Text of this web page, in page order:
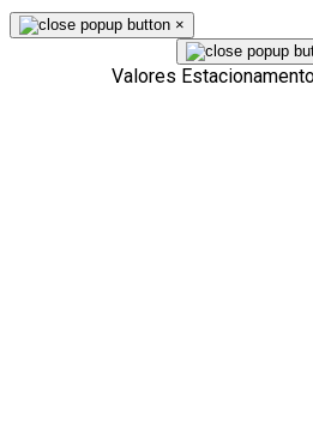
×
Valores